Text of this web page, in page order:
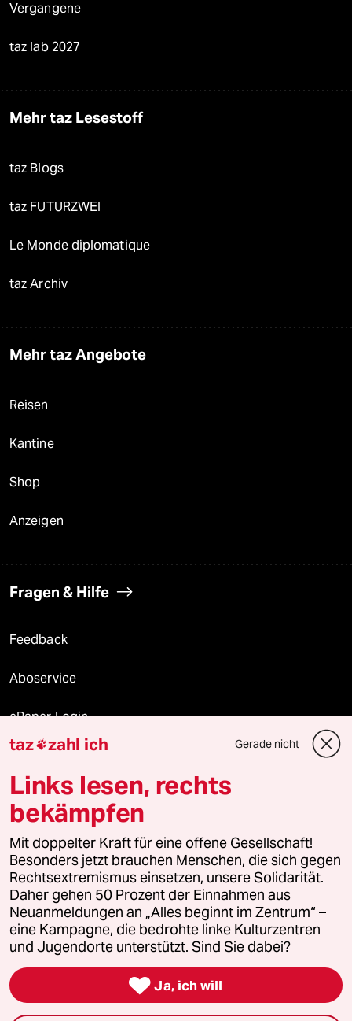
Vergangene
taz lab 2027
Mehr taz Lesestoff
taz Blogs
taz FUTURZWEI
Le Monde diplomatique
taz Archiv
Mehr taz Angebote
Reisen
Kantine
Shop
Anzeigen
Fragen & Hilfe
Feedback
Aboservice
ePaper Login
Downloads für Abonnierende
© 2026 taz Verlags und Vertriebs GmbH
Alle Rechte vorbehalten. Bei rechtlichen Fragen oder für Genehmigungen
wenden Sie sich bitte an lizenzen@taz.de
Feedback Redaktionsstatut Kommune-Richtlinien
Leitlinie Informant Datenschutz Impressum AGB
Seitenwende Einwilligungen widerrufen (Ads)
taz zahl ich Gerade nicht
Links lesen, rechts
bekämpfen
Mit doppelter Kraft für eine offene Gesellschaft!
Besonders jetzt brauchen Menschen, die sich gegen
Rechtsextremismus einsetzen, unsere Solidarität.
Daher gehen 50 Prozent der Einnahmen aus
Neuanmeldungen an „Alles beginnt im Zentrum“ –
eine Kampagne, die bedrohte linke Kulturzentren
und Jugendorte unterstützt. Sind Sie dabei?
 Ja, ich will